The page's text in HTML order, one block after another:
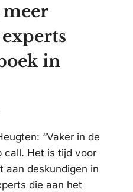
in
“Vaker in de
call. Het is tijd voor
aan deskundigen in
die aan het